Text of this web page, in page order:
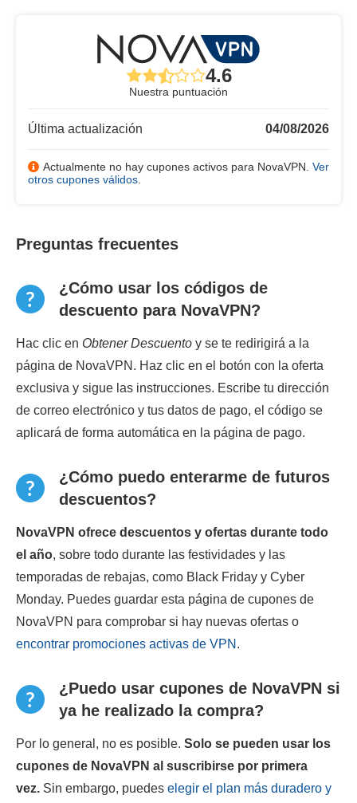
4.6
Nuestra puntuación
Última actualización 04/08/2026
Actualmente no hay cupones activos para NovaVPN. Ver
otros cupones válidos
Preguntas frecuentes
¿Cómo usar los códigos de
descuento para NovaVPN?
Hac clic en Obtener Descuento y se te redirigirá a la
página de NovaVPN. Haz clic en el botón con la oferta
exclusiva y sigue las instrucciones. Escribe tu dirección
de correo electrónico y tus datos de pago, el código se
aplicará de forma automática en la página de pago.
¿Cómo puedo enterarme de futuros
descuentos?
NovaVPN ofrece descuentos y ofertas durante todo
el año, sobre todo durante las festividades y las
temporadas de rebajas, como Black Friday y Cyber
Monday. Puedes guardar esta página de cupones de
NovaVPN para comprobar si hay nuevas ofertas o
encontrar promociones activas de VPN .
¿Puedo usar cupones de NovaVPN si
ya he realizado la compra?
Por lo general, no es posible. Solo se pueden usar los
cupones de NovaVPN al suscribirse por primera
vez. Sin embargo, puedes elegir el plan más duradero y